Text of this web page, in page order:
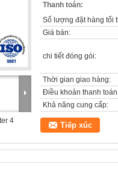
4
Thanh toán:
Số lượng đặt hàng tối
Giá bán:
chi tiết đóng gói:
Thời gian giao hàng:
Điều khoản thanh
Khả năng cung cấp:
Tiếp xúc